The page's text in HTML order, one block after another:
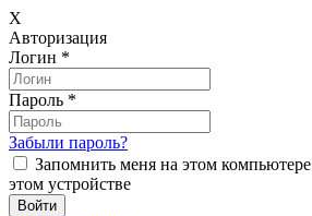
X
Авторизация
Логин *
Пароль *
Забыли пароль?
Запомнить меня на этом компьютере
этом устройстве